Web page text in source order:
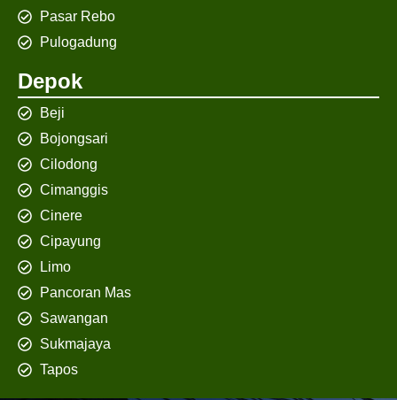
Pasar Rebo
Pulogadung
Depok
Beji
Bojongsari
Cilodong
Cimanggis
Cinere
Cipayung
Limo
Pancoran Mas
Sawangan
Sukmajaya
Tapos